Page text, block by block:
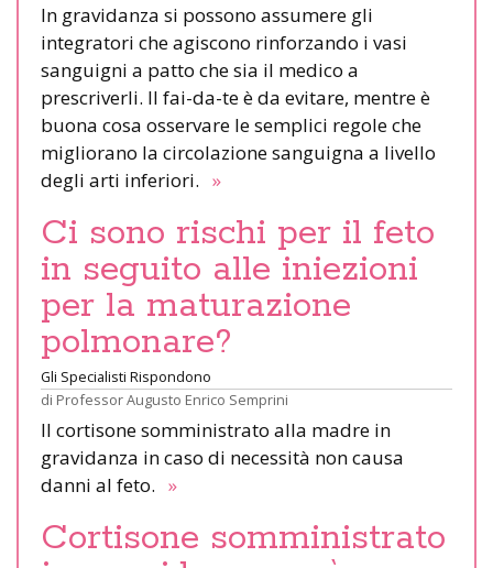
In gravidanza si possono assumere gli
integratori che agiscono rinforzando i vasi
sanguigni a patto che sia il medico a
prescriverli. Il fai-da-te è da evitare, mentre è
buona cosa osservare le semplici regole che
migliorano la circolazione sanguigna a livello
degli arti inferiori. »
Ci sono rischi per il feto
in seguito alle iniezioni
per la maturazione
polmonare?
Gli Specialisti Rispondono
di Professor Augusto Enrico Semprini
Il cortisone somministrato alla madre in
gravidanza in caso di necessità non causa
danni al feto. »
Cortisone somministrato